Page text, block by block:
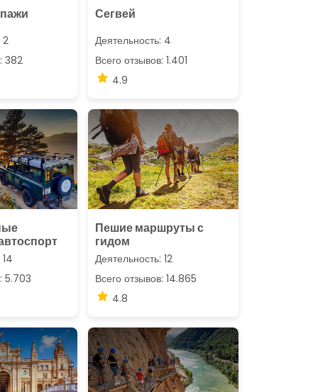
2
382
Сегвей
Деятельность: 4
Всего отзывов: 1.401
4.9
5.703
Пешие маршруты с
гидом
Деятельность: 12
Всего отзывов: 14.865
4.8